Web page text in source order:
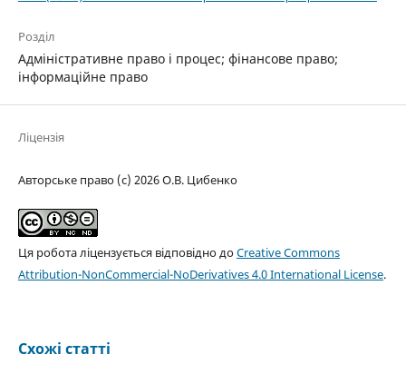
Розділ
Адміністративне право і процес; фінансове право;
інформаційне право
Ліцензія
Авторське право (c) 2026 О.В. Цибенко
Ця робота ліцензується відповідно доCreative Commons
Attribution-NonCommercial-NoDerivatives 4.0 International License.
Схожі статті